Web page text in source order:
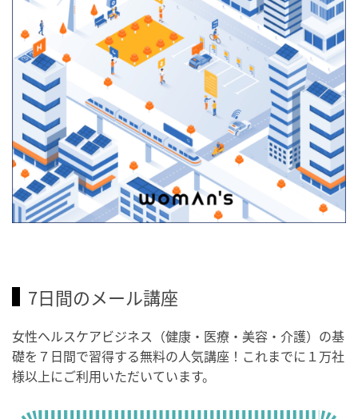
7日間のメール講座
女性ヘルスケアビジネス（健康・医療・美容・介護）の基
礎を７日間で習得する無料の人気講座！これまでに１万社
様以上にご利用いただいています。